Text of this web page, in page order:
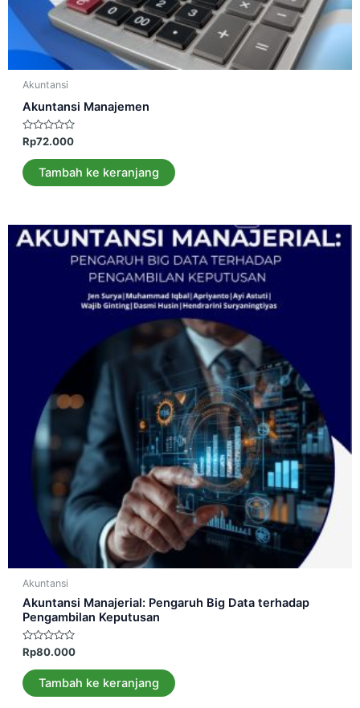
Akuntansi
Akuntansi Manajemen
Dinilai
0
dari
5
Rp72.000
Tambah ke keranjang
Akuntansi
Akuntansi Manajerial: Pengaruh Big Data terhadap
Pengambilan Keputusan
Dinilai
0
dari
5
Rp80.000
Tambah ke keranjang